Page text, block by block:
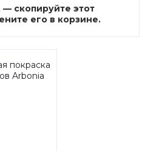
— скопируйте этот
его в корзине.
покраска
Arbonia